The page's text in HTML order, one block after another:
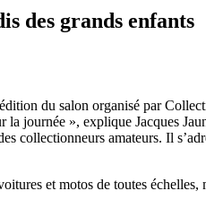
des grands enfants
du salon organisé par
journée », explique Jacques
collectionneurs amateurs. Il
et motos de toutes